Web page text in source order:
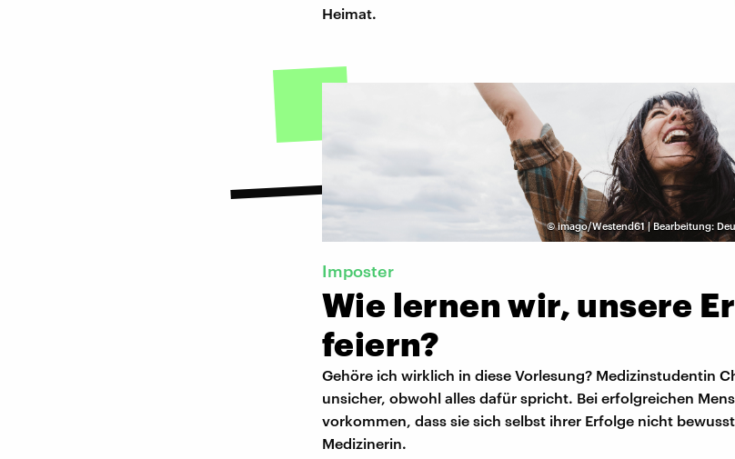
Heimat.
©imago/Westend61 | Bearbeitung:
Imposter
Wie lernen wir, unsere
feiern?
Gehöre ich wirklich in diese Vorlesung? Medizinstudentin
unsicher, obwohl alles dafür spricht. Bei erfolgreichen
vorkommen, dass sie sich selbst ihrer Erfolge nicht
Medizinerin.